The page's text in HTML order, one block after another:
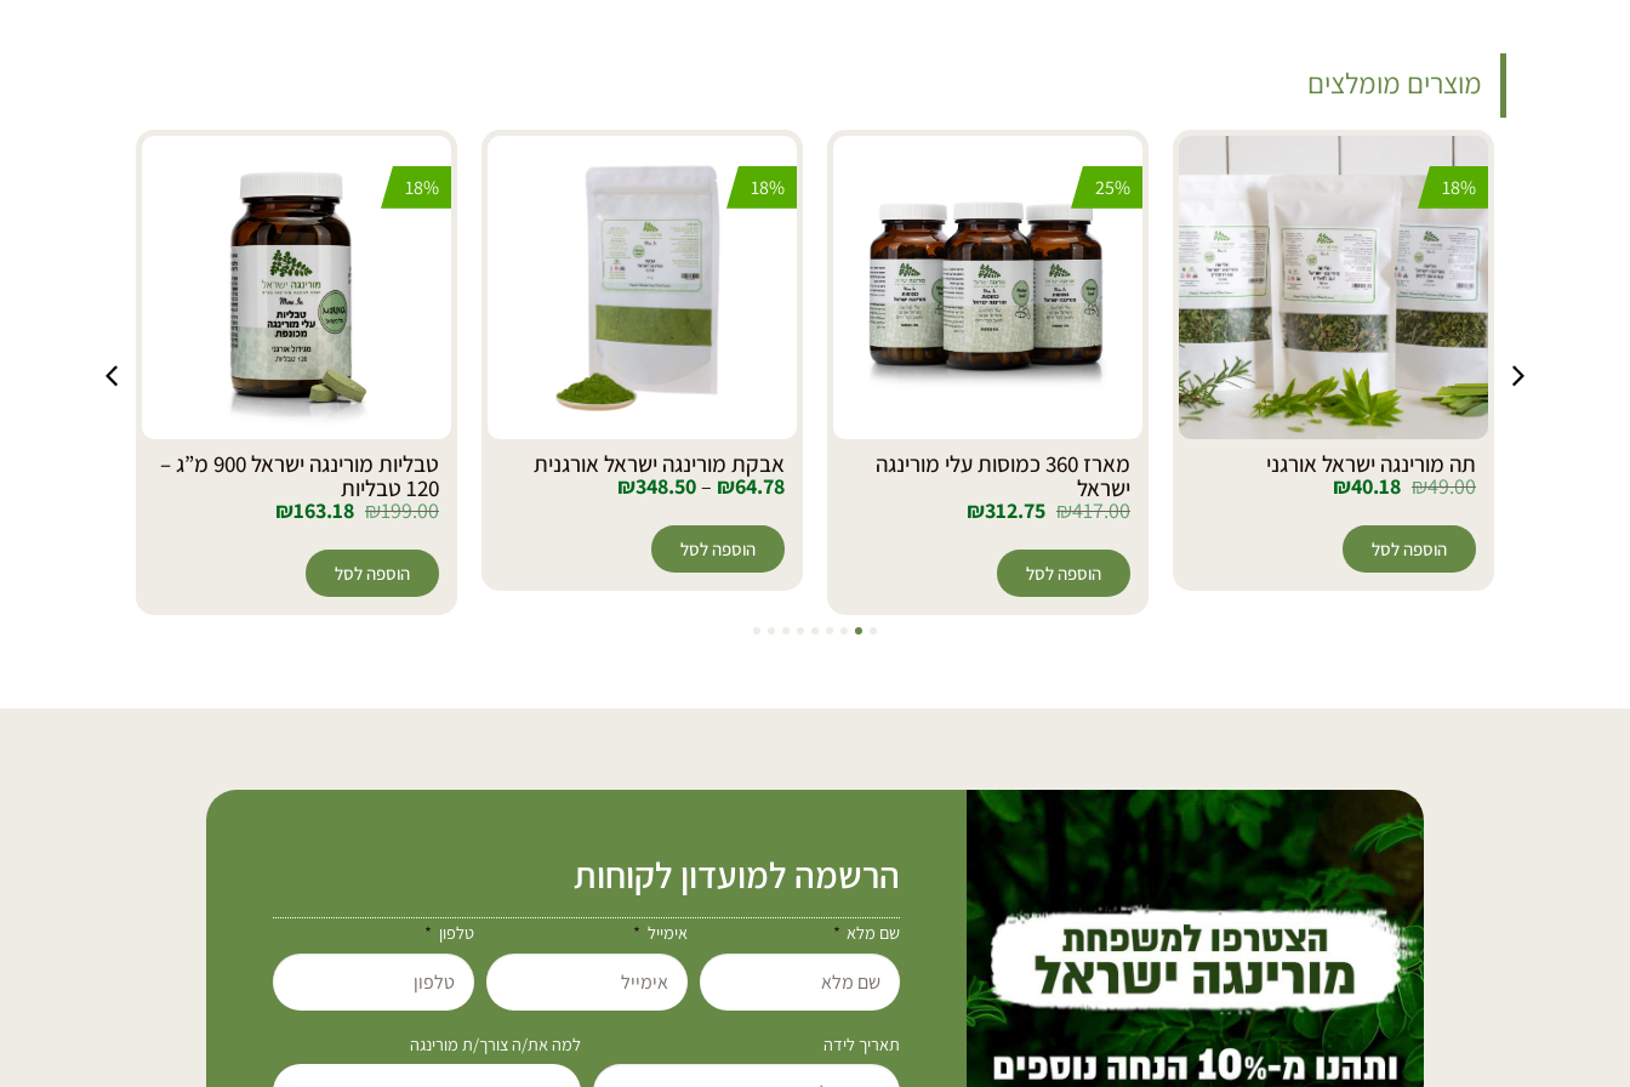
מוצרים מומלצים
18%
תה מורינגה ישראל אורגני
₪49.00
₪40.18
הוספה לסל
25%
מארז 360 כמוסות עלי מורינגה
ישראל
₪417.00
₪312.75
הוספה לסל
18%
אבקת מורינגה ישראל אורגנית
₪64.78
–
₪348.50
הוספה לסל
18%
טבליות מורינגה ישראל 900 מ”ג –
120 טבליות
₪199.00
₪163.18
הוספה לסל
הרשמה למועדון לקוחות
שם מלא אימייל טלפון
תאריך לידה למה את/ה צורך/ת מורינגה